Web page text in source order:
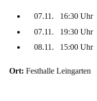
07.11. 16:30 Uhr
07.11. 19:30 Uhr
08.11. 15:00 Uhr
Ort: Festhalle Leingarten